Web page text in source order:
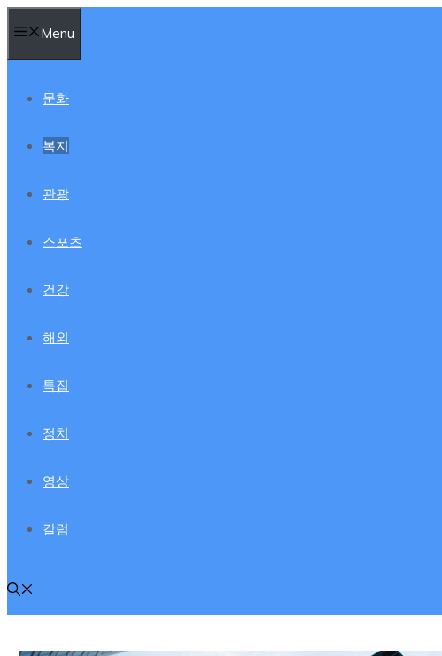
텐
츠
Menu
문화
복지
관광
스포츠
건강
해외
특집
정치
영상
칼럼